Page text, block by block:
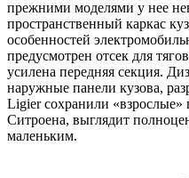
прежними моделями у нее
пространственный каркас
особенностей
предусмотрен отсек для
усилена передняя секция.
наружные панели кузова,
Ligier сохранили
Ситроена, выглядит
маленьким.